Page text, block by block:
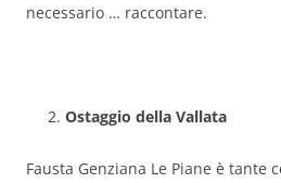
necessario … raccontare.
Ostaggio della Vallata
Fausta Genziana Le Piane è tante